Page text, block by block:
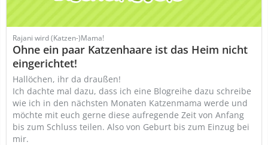
Rajani wird (Katzen-)Mama!
Ohne ein paar Katzenhaare ist das Heim nicht
eingerichtet!
Hallöchen, ihr da draußen!
Ich dachte mal dazu, dass ich eine Blogreihe dazu schreibe
wie ich in den nächsten Monaten Katzenmama werde und
möchte mit euch gerne diese aufregende Zeit von Anfang
bis zum Schluss teilen. Also von Geburt bis zum Einzug bei
mir.